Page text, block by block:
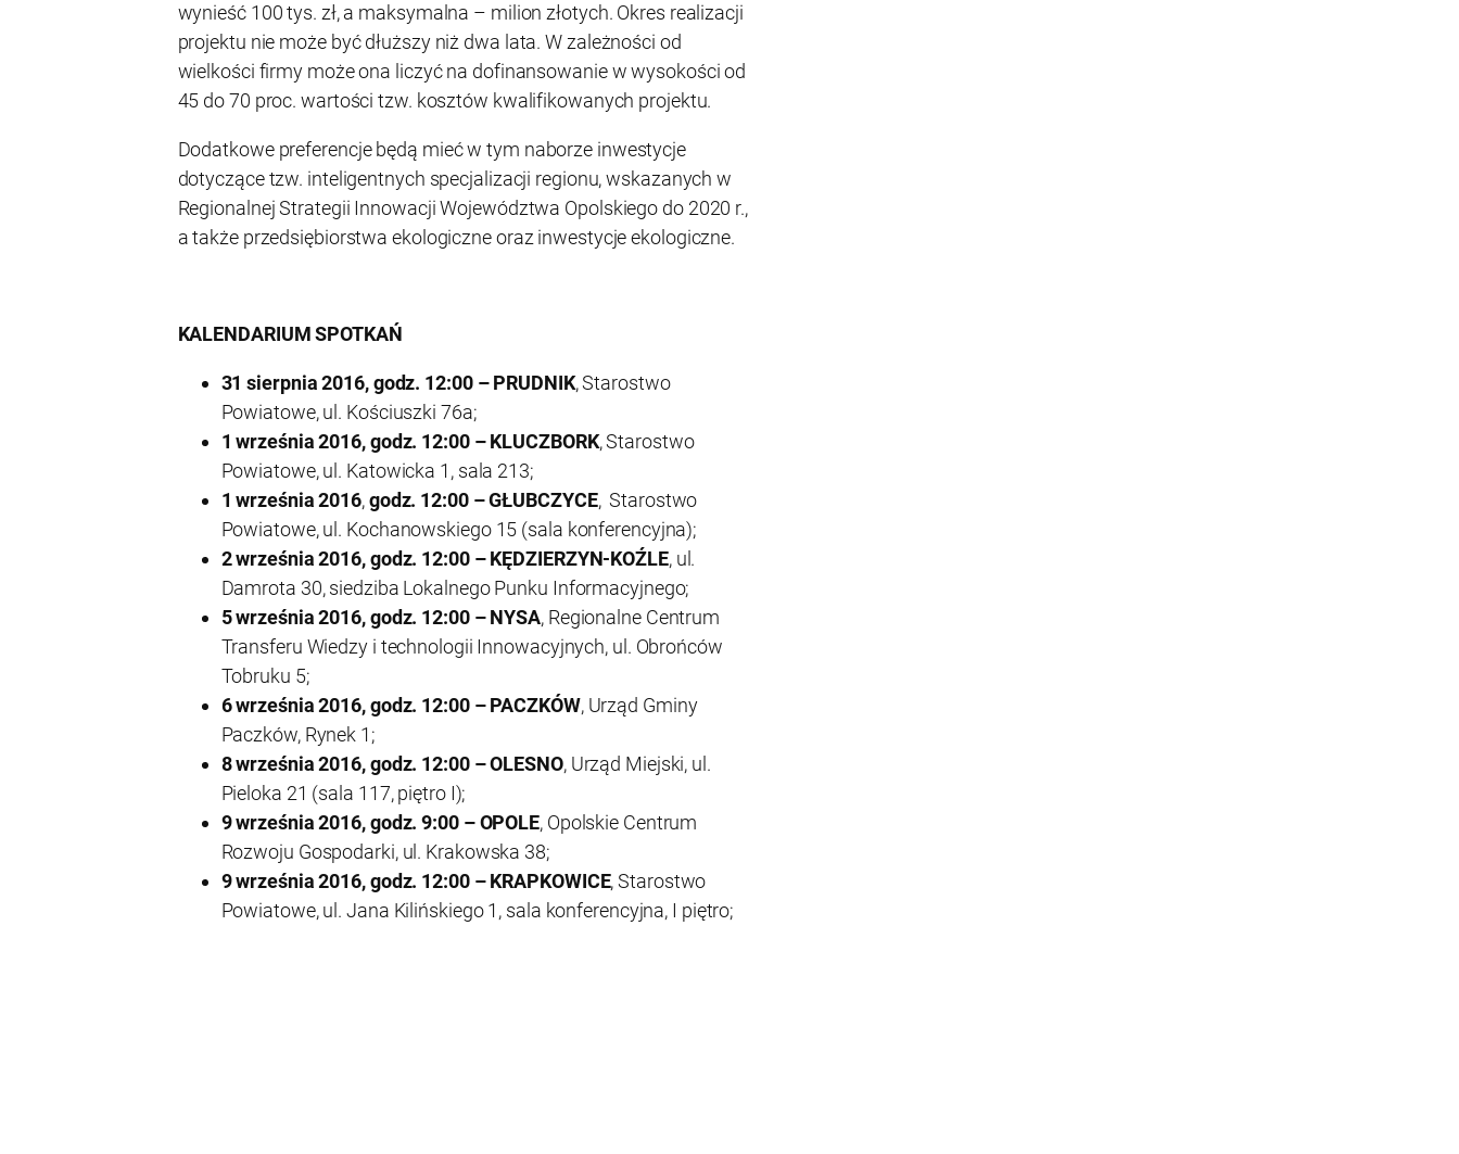
wynieść 100 tys. zł, a maksymalna – milion złotych. Okres realizacji
projektu nie może być dłuższy niż dwa lata. W zależności od
wielkości firmy może ona liczyć na dofinansowanie w wysokości od
45 do 70 proc. wartości tzw. kosztów kwalifikowanych projektu.
Dodatkowe preferencje będą mieć w tym naborze inwestycje
dotyczące tzw. inteligentnych specjalizacji regionu, wskazanych w
Regionalnej Strategii Innowacji Województwa Opolskiego do 2020 r.,
a także przedsiębiorstwa ekologiczne oraz inwestycje ekologiczne.
KALENDARIUM SPOTKAŃ
31 sierpnia 2016, godz. 12:00 – PRUDNIK, Starostwo
Powiatowe, ul. Kościuszki 76a;
1 września 2016, godz. 12:00 – KLUCZBORK, Starostwo
Powiatowe, ul. Katowicka 1, sala 213;
1 września 2016,godz. 12:00 – GŁUBCZYCE, Starostwo
Powiatowe, ul. Kochanowskiego 15 (sala konferencyjna);
2 września 2016, godz. 12:00 – KĘDZIERZYN-KOŹLE, ul.
Damrota 30, siedziba Lokalnego Punku Informacyjnego;
5 września 2016, godz. 12:00 – NYSA, Regionalne Centrum
Transferu Wiedzy i technologii Innowacyjnych, ul. Obrońców
Tobruku 5;
6 września 2016, godz. 12:00 – PACZKÓW, Urząd Gminy
Paczków, Rynek 1;
8 września 2016, godz. 12:00 – OLESNO, Urząd Miejski, ul.
Pieloka 21 (sala 117, piętro I);
9 września 2016, godz. 9:00 – OPOLE, Opolskie Centrum
Rozwoju Gospodarki, ul. Krakowska 38;
9 września 2016, godz. 12:00 – KRAPKOWICE, Starostwo
Powiatowe, ul. Jana Kilińskiego 1, sala konferencyjna, I piętro;